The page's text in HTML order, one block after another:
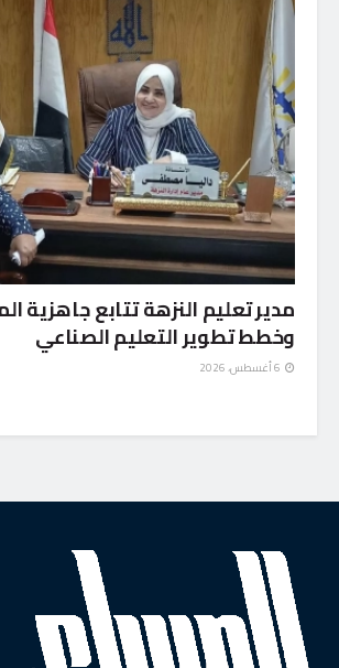
مدير تعليم النزهة تتابع جاهزية
وخطط تطوير التعليم الصناعي